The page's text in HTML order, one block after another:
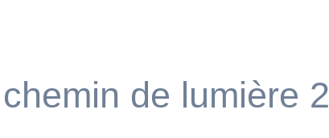
de lumière 2